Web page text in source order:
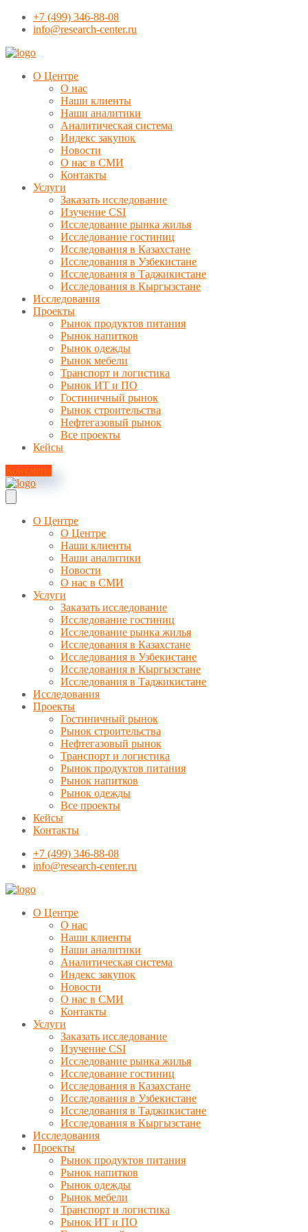
+7 (499) 346-88-08
info@research-center.ru
О Центре
О нас
Наши клиенты
Наши аналитики
Аналитическая система
Индекс закупок
Новости
О нас в СМИ
Контакты
Услуги
Заказать исследование
Изучение CSI
Исследование рынка жилья
Исследование гостиниц
Исследования в Казахстане
Исследования в Узбекистане
Исследования в Таджикистане
Исследования в Кыргызстане
Исследования
Проекты
Рынок продуктов питания
Рынок напитков
Рынок одежды
Рынок мебели
Транспорт и логистика
Рынок ИТ и ПО
Гостиничный рынок
Рынок строительства
Нефтегазовый рынок
Все проекты
Кейсы
Контакты
О Центре
О Центре
Наши клиенты
Наши аналитики
Новости
О нас в СМИ
Услуги
Заказать исследование
Исследование гостиниц
Исследование рынка жилья
Исследования в Казахстане
Исследования в Узбекистане
Исследования в Кыргызстане
Исследования в Таджикистане
Исследования
Проекты
Гостиничный рынок
Рынок строительства
Нефтегазовый рынок
Транспорт и логистика
Рынок продуктов питания
Рынок напитков
Рынок одежды
Все проекты
Кейсы
Контакты
+7 (499) 346-88-08
info@research-center.ru
О Центре
О нас
Наши клиенты
Наши аналитики
Аналитическая система
Индекс закупок
Новости
О нас в СМИ
Контакты
Услуги
Заказать исследование
Изучение CSI
Исследование рынка жилья
Исследование гостиниц
Исследования в Казахстане
Исследования в Узбекистане
Исследования в Таджикистане
Исследования в Кыргызстане
Исследования
Проекты
Рынок продуктов питания
Рынок напитков
Рынок одежды
Рынок мебели
Транспорт и логистика
Рынок ИТ и ПО